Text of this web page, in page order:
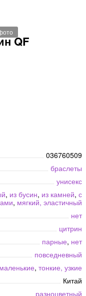
QF
036760509
браслеты
унисекс
, из бусин, из камней, с
, мягкий, эластичный
нет
цитрин
парные, нет
повседневный
маленькие, тонкие, узкие
Китай
разноцветный